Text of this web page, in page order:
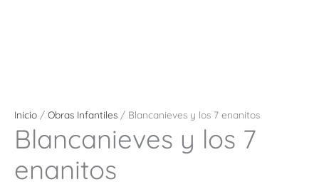
Inicio / Obras Infantiles / Blancanieves y los 7 enanitos
Blancanieves y los 7
enanitos